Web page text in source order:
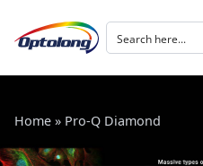
The Logo of Optolong
Home » Pro-Q Diamond